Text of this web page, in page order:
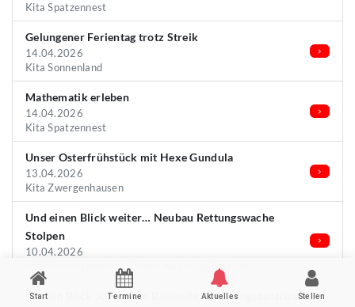
Kita Spatzennest
Gelungener Ferientag trotz Streik
14.04.2026
Kita Sonnenland
Mathematik erleben
14.04.2026
Kita Spatzennest
Unser Osterfrühstück mit Hexe Gundula
13.04.2026
Kita Zwergenhausen
Und einen Blick weiter… Neubau Rettungswache
Stolpen
10.04.2026
ASB Rettungsdienst-gGmbH Neustadt/Sachsen
Mal ein Blick auf unsere Baustelle: Schulungszentrum
Start Termine Aktuelles Stellen